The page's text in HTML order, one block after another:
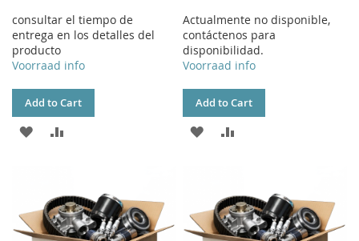
consultar el tiempo de
entrega en los detalles del
producto
Voorraad info
Add to Cart
ADD
LIST
Actualmente no disponible,
contáctenos para
disponibilidad.
Voorraad info
Add to Cart
ADD
LIST